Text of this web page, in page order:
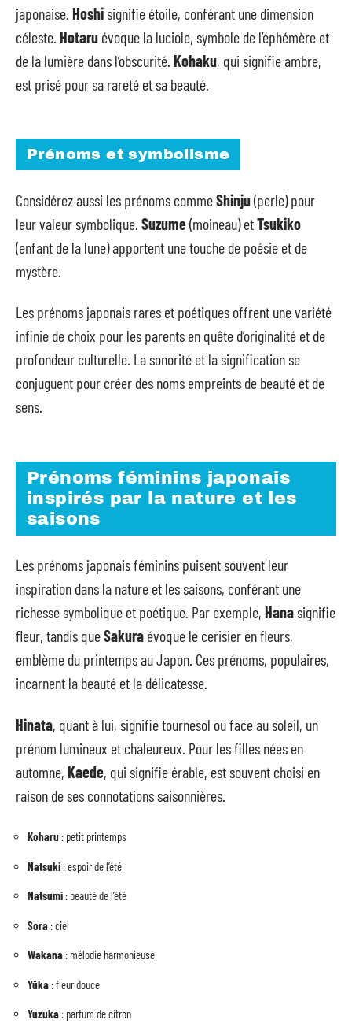
japonaise. Hoshisignifie étoile, conférant une dimension
céleste. Hotaru évoque la luciole, symbole de l’éphémère et
de la lumière dans l’obscurité. Kohaku, qui signifie ambre,
est prisé pour sa rareté et sa beauté.
Prénoms et symbolisme
Considérez aussi les prénoms commeShinju(perle) pour
leur valeur symbolique. Suzume(moineau) etTsukiko
(enfant de la lune) apportent une touche de poésie et de
mystère.
Les prénoms japonais rares et poétiques offrent une variété
infinie de choix pour les parents en quête d’originalité et de
profondeur culturelle. La sonorité et la signification se
conjuguent pour créer des noms empreints de beauté et de
sens.
Prénoms féminins japonais
inspirés par la nature et les
saisons
Les prénoms japonais féminins puisent souvent leur
inspiration dans la nature et les saisons, conférant une
richesse symbolique et poétique. Par exemple, Hanasignifie
fleur, tandis queSakura évoque le cerisier en fleurs,
emblème du printemps au Japon. Ces prénoms, populaires,
incarnent la beauté et la délicatesse.
Hinata, quant à lui, signifie tournesol ou face au soleil, un
prénom lumineux et chaleureux. Pour les filles nées en
automne, Kaede, qui signifie érable, est souvent choisi en
raison de ses connotations saisonnières.
Koharu : petit printemps
Natsuki : espoir de l’été
Natsumi : beauté de l’été
Sora : ciel
Wakana : mélodie harmonieuse
Yūka : fleur douce
Yuzuka : parfum de citron